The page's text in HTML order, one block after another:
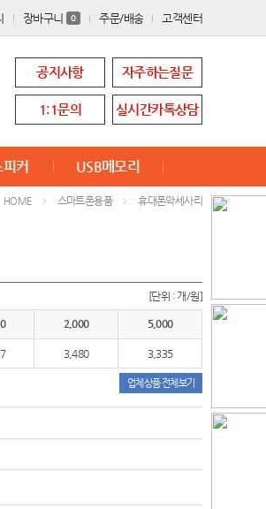
장바구니 0 주문/배송 고객센터
공지사항 자주하는질문
1:1문의 실시간카톡상담
커 USB메모리
HOME 스마트폰용품 휴대폰악세사리
[단위 : 개/원]
2,000 5,000
3,480 3,335
업체상품 전체보기